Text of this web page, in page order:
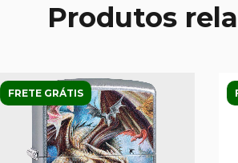
Produtos
FRETE GRÁTIS